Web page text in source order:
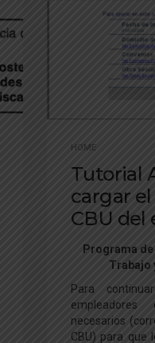
HOME
Tutorial
cargar el
CBU del
Programa
Trabajo
Para
necesarios
CBU) para que